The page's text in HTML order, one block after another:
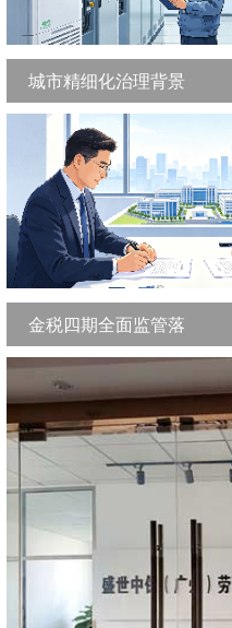
城市精细化治理背景
下，物业管理成为园
金税四期全面监管落
地，2026税务代办成为